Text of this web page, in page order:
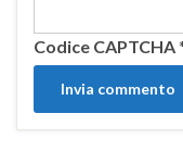
Codice CAPTCHA